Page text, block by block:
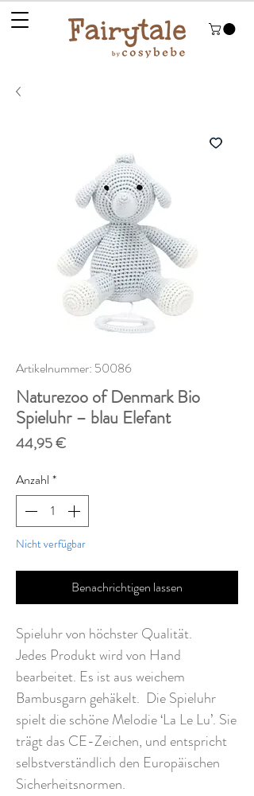
Artikelnummer: 50086
Naturezoo of Denmark Bio
Spieluhr – blau Elefant
44,95 €Preis
Anzahl *
Nicht verfügbar
Benachrichtigen lassen
Spieluhr von höchster Qualität.
Jedes Produkt wird von Hand
bearbeitet. Es ist aus weichem
Bambusgarn gehäkelt. Die Spieluhr
spielt die schöne Melodie ‘La Le Lu’. Sie
trägt das CE-Zeichen, und entspricht
selbstverständlich den Europäischen
Sicherheitsnormen.